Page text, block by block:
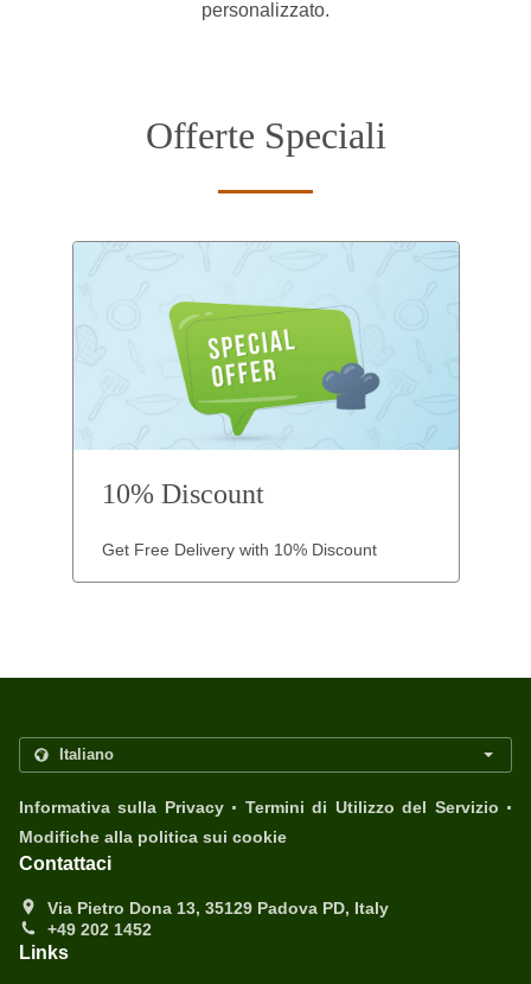
personalizzato.
Offerte Speciali
10% Discount
Get Free Delivery with 10% Discount
Informativa sulla Privacy . Termini di Utilizzo del Servizio .
Modifiche alla politica sui cookie
Contattaci
Via Pietro Dona 13, 35129 Padova PD, Italy
+49 202 1452
Links